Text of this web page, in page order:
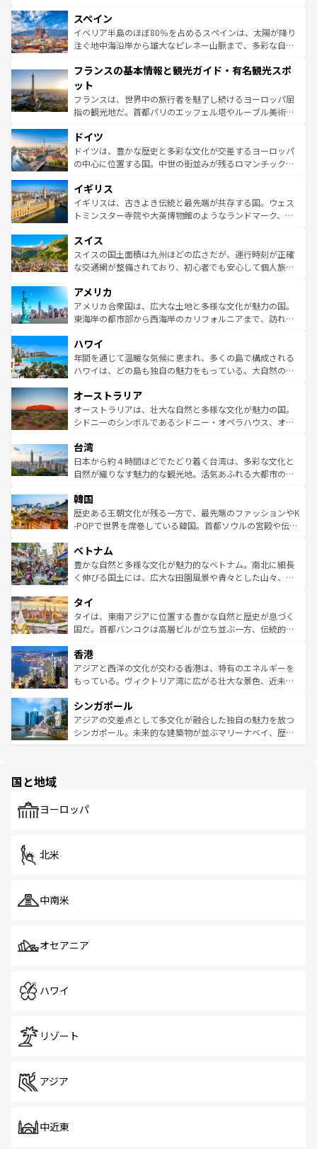
ろん、トスカーナの美しい田園風景やアマルフィ海岸の絶
景など、自然景観も見逃せない。観光の合間には、本場の
ピザやパスタなど、絶品のイタリア料理を堪能することも
ませてくれるイタリアで、忘れられない旅をしてみよう！
なお、新着のイタリア情報は
しい。
スペイン
イベリア半島のほぼ80％を占めるスペインは、太陽が降り
注ぐ地中海沿岸から雄大なピレネー山脈まで、多彩な自然
文化が根付くこの国では、情熱的なフラメンコ、熱気あふ
れる闘牛、そして美味しいタパスが生活の一部となってい
る。首都マドリードの洗練された雰囲気や、バルセロナの
アートに溢れた街角から、地方では古代ローマ遺跡や中世
せる。地方によって風土や気候が異なるスペインはその個
性で訪れる人を魅了する。 なお、新着のスペイン情報は コ
ンテンツ一覧を参照してほしい。
フランスの基本情報と観光ガイド・有名観光スポ
ット
フランスは、世界中の旅行者を魅了し続けるヨーロッパ屈
指の観光地だ。首都パリのエッフェル塔やルーブル美術館
で、幅広い魅力が詰まっている。華麗な宮殿、歴史的な大
聖堂、美しいビーチ、そして豊かな自然が、訪れる者を心
から魅了する。また、フランスは美食の国としても知ら
いる。シャンパンの発祥地であるランス、プロヴァンスの
香り高いラベンダー畑など、多彩な楽しみ方が可能だ。さ
らに、パリ以外の地域にも魅力が溢れており、どの街角に
れる地方に足を運ぶとそれぞれで全く異なる文化を体験で
きるだろう。 なお、新着のフランス情報はコンテンツ一覧
を参照してほしい。
ドイツ
ドイツは、豊かな歴史と多彩な文化が交差するヨーロッパ
の中心に位置する国。中世の街並みが残るロマンチック街
顔を持つこの国は、どこを歩いても飽きることがない。ベ
ルリンの文化的活気、バイエルン州のアルプスの絶景、そ
してライン川沿いのワイン畑といった風景は必見。ビール
は、お酒好きな人にはぜひ体験してほしい。 なお、新着の
ドイツ情報はコンテンツ一覧を参照してほしい。
イギリス
イギリスは、古きよき伝統と最先端が共存する国。ウェス
トミンスター寺院や大英博物館のようなランドマーク、歴
リアごとに異なる魅力がある。また、優雅なアフタヌーン
ティー、ビール好きにはたまらない英国パブ、サッカー観
戦など、本場だからこそできる体験も豊富。イギリスを旅
ンツ一覧を参照してほしい。
スイス
スイスの国土面積は九州ほどの広さだが、運行時刻が正確
な交通網が整備されており、初心者でも安心して個人旅行
の建物がそのまま残る町や、スイスならではのユニークな
博物館もあり、アルプス観光だけでなく町歩きも満喫する
ことができる。国民の所得が高いため物価も高いが、旅行
ば市内交通費無料で観光を楽しむこともできる。 なお、新
着のスイス情報はコンテンツ一覧 を参照してほしい。
アメリカ
アメリカ合衆国は、広大な土地と多様な文化が魅力の国。
東海岸の都市部から西海岸のカリフォルニアまで、訪れる
のような巨大都市は、観光、ショッピング、エンターテイ
ンメントが詰まった刺激的なスポットだ。一方、アメリカ
西部には大自然が広がり、グランドキャニオンやイエロー
部のニューオーリンズでは、音楽と美食が融合した独特の
文化が魅力。旅行者はアメリカの各地域で異なる魅力を楽
しみながら、その多様性と豊かな歴史を感じることができ
ならではの贅沢な旅のスタイルだ。 なお、新着のアメリカ
情報はコンテンツ一覧を参照してほしい。
ハワイ
年間を通じて温暖な気候に恵まれ、多くの島で構成される
ハワイは、どの島も独自の魅力をもっている。大自然の神
ワイ島は見逃せない。また、定番の観光地といえばオアフ
島だが、静かな自然を求めるならマウイ島やカウアイ島が
おすすめ。エメラルドグリーンに輝く海をはじめ、豊かな
れるおもてなしの心で訪れる人々を迎えてくれるハワイの
人々、おいしいローカルフードやハワイアンミュージッ
ク、伝統的なフラダンスなど、すべてがハワイの魅力を彩
ワイを、存分に味わってほしい。 なお、新着のハワイ情報
はコンテンツ一覧を参照してほしい。
オーストラリア
オーストラリアは、壮大な自然と多様な文化が魅力の国。
シドニーのシンボルであるシドニー・オペラハウス、オー
リアリーフや大陸中央部にそびえるウルル（エアーズロッ
ク）、タスマニアの美しい原生林やケアンズの熱帯雨林な
ど、見どころがたくさん。また、カフェやワイン、オージ
いる。アクティビティも充実しており、サーフィンやダイ
ビング、ハイキングなど、アウトドア好きにはたまらな
い。オーストラリアの多彩な魅力を存分に味わいつくそ
参照してほしい。
台湾
日本から約４時間ほどでたどり着く台湾は、多彩な文化と
自然が織りなす魅力的な観光地。活気あふれる大都市の台
ン）、静ひつな山岳地帯である台湾東部など、都市の喧騒
と山間の静けさが共存しており、訪れる人に新しい発見と
驚きをもたらしてくれる。また、奥深い台湾の食文化も魅
容にもいいと評判のスイーツなど、バラエティ豊かな料理
が味わえる。 なお、新着の台湾情報は コンテンツ一覧を参
照してほしい。
韓国
歴史ある王朝文化が残る一方で、最先端のファッションやK
-POPで世界を席巻している韓国。首都ソウルの宮殿や伝統
き、地方に足を延ばせば四季折々の自然美を楽しむことが
できる。そして、キムチや焼肉、絶品のストリートフード
まで、さまざまな韓国料理が待っている。夜には、韓国な
リティに包まれながら、韓国の多彩な魅力を心ゆくまで味
わってみてほしい。 なお、新着の韓国情報はコンテンツ一
覧を参照してほしい。
ベトナム
豊かな自然と多様な文化が魅力的なベトナム。南北に細長
く伸びる国土には、広大な田園風景や青々とした山々、世
急速な発展と共に伝統が息づく。ハノイの古い町並みやホ
ーチミン市のフランス統治時代の建物も、独特の雰囲気を
醸し出している。また、バラエティの豊かさとおいしさで
とつ。フォーやバインミー、ベトナムコーヒーなどは、ぜ
ひ現地で味わいたい。どの地域を訪れてもあたたかい人々
が旅行者を迎えてくれるので、きっと忘れられない旅にな
参照してほしい。
タイ
タイは、東南アジアに位置する豊かな自然と歴史が息づく
国だ。首都バンコクは高層ビルが立ち並ぶ一方、伝統的な
の活気が交差している。北部ではチェンマイなどの山岳地
帯で自然と触れ合い、南部ではプーケットやクラビの美し
いビーチでリゾート気分を楽しむことができる。タイ料理
激する。気候は一年中温暖で、どの季節にも異なる楽しみ
が待っている。親しみやすいタイの人々、仏教を中心とし
た文化、そして多様な観光資源が、訪れる旅人を魅了し続
香港
アジアと西洋の文化が交わる香港は、特有のエネルギーを
もっている。ヴィクトリア湾に広がる壮大な景色、近未来
み、どこを訪れても感動するはず。観光スポットが密集し
ており、効率よく見どころを回れるのも魅力。息をのむよ
うな絶景から文化的な体験まで、香港を存分に楽しみ尽く
シンガポール
アジアの交差点として多文化が融合した独自の魅力を放つ
シンガポール。未来的な建築物が並ぶマリーナベイ、歴史
で、ホーカーズは地元の風情を楽しめる外せないスポット
国と地域
ヨーロッパ
北米
中南米
オセアニア
ハワイ
リゾート
アジア
中近東